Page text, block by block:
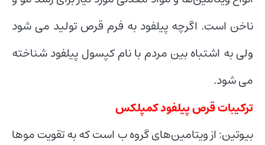
ناخن است. اگرچه پیلفود به فرم قرص تولید می شود
ولی به اشتباه بین مردم با نام کپسول پیلفود شناخته
می شود.
ترکیبات قرص پیلفود کمپلکس
بیوتین: از ویتامین‌های گروه ب است که به تقویت موها